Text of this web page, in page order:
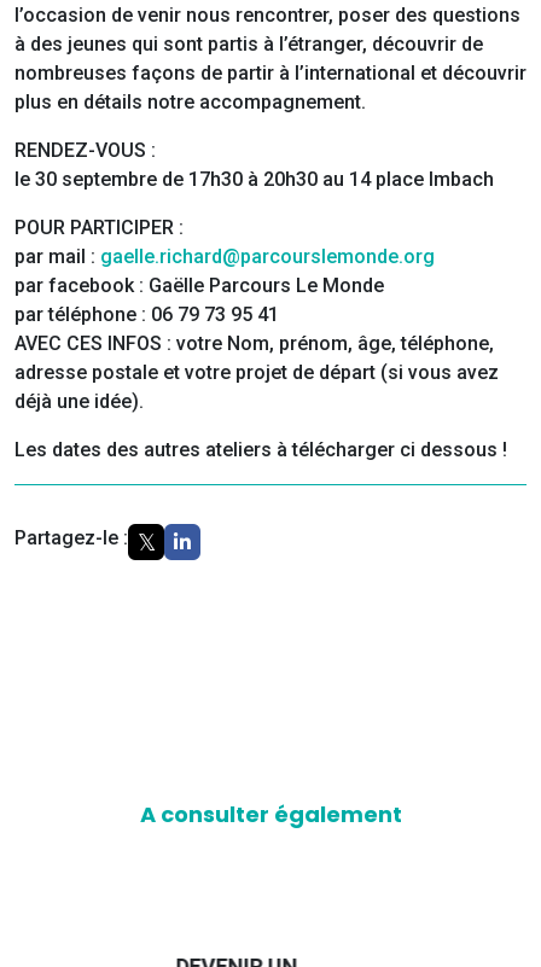
l’occasion de venir nous rencontrer, poser des questions
à des jeunes qui sont partis à l’étranger, découvrir de
nombreuses façons de partir à l’international et découvrir
plus en détails notre accompagnement.
RENDEZ-VOUS :
le 30 septembre de 17h30 à 20h30 au 14 place Imbach
POUR PARTICIPER :
par mail : gaelle.richard@parcourslemonde.org
par facebook : Gaëlle Parcours Le Monde
par téléphone : 06 79 73 95 41
AVEC CES INFOS : votre Nom, prénom, âge, téléphone,
adresse postale et votre projet de départ (si vous avez
déjà une idée).
Les dates des autres ateliers à télécharger ci dessous !
Partagez-le :
A consulter également